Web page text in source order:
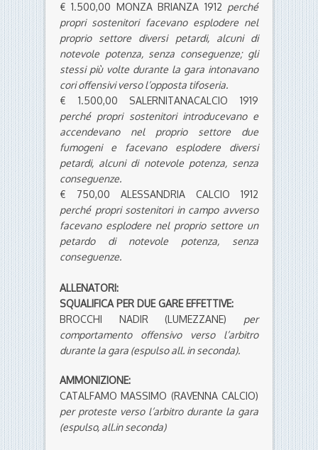
€ 1.500,00 MONZA BRIANZA 1912 perché
propri sostenitori facevano esplodere nel
proprio settore diversi petardi, alcuni di
notevole potenza, senza conseguenze; gli
stessi più volte durante la gara intonavano
cori offensivi verso l’opposta tifoseria.
€ 1.500,00 SALERNITANACALCIO 1919
perché propri sostenitori introducevano e
accendevano nel proprio settore due
fumogeni e facevano esplodere diversi
petardi, alcuni di notevole potenza, senza
conseguenze.
€ 750,00 ALESSANDRIA CALCIO 1912
perché propri sostenitori in campo avverso
facevano esplodere nel proprio settore un
petardo di notevole potenza, senza
conseguenze.
ALLENATORI:
SQUALIFICA PER DUE GARE EFFETTIVE:
BROCCHI NADIR (LUMEZZANE) per
comportamento offensivo verso l’arbitro
durante la gara (espulso all. in seconda).
AMMONIZIONE:
CATALFAMO MASSIMO (RAVENNA CALCIO)
per proteste verso l’arbitro durante la gara
(espulso, all.in seconda)